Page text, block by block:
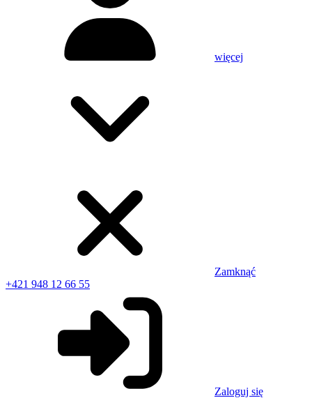
więcej
Zamknąć
+421 948 12 66 55
Zaloguj się